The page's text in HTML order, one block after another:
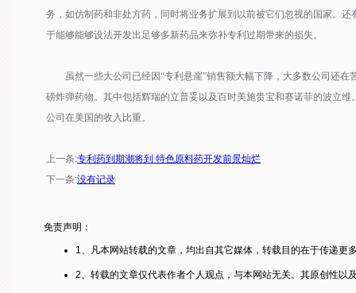
务，如仿制药和非处方药，同时将业务扩展到以前被它们忽视的国家。
于能够能够设法开发出足够多新药品来弥补专利过期带来的损失。
虽然一些大公司已经因“专利悬崖”销售额大幅下降，大多数公司还在
磅炸弹药物。其中包括辉瑞的立普妥以及百时美施贵宝和赛诺菲的波立
公司在美国的收入比重。
上一条:专利药到期潮将到 特色原料药开发前景灿烂
下一条:没有记录
免责声明：
1、凡本网站转载的文章，均出自其它媒体，转载目的在于传递更
2、转载的文章仅代表作者个人观点，与本网站无关。其原创性以